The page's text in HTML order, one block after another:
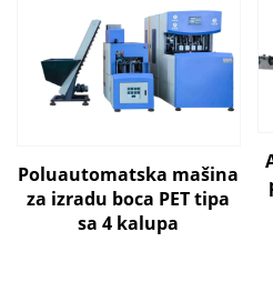
Poluautomatska mašina
za izradu boca PET tipa
sa 4 kalupa